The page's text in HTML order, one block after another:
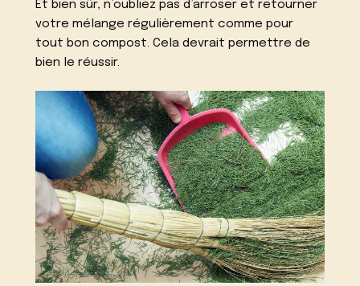
Et bien sûr, n’oubliez pas d’arroser et retourner
votre mélange régulièrement comme pour
tout bon compost. Cela devrait permettre de
bien le réussir.